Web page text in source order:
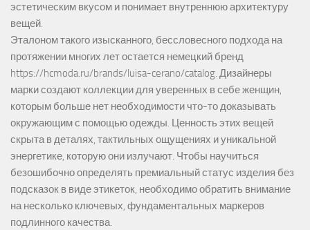
эстетическим вкусом и понимает внутреннюю архитектуру
вещей.
Эталоном такого изысканного, бессловесного подхода на
протяжении многих лет остается немецкий бренд
https://hcmoda.ru/brands/luisa-cerano/catalog. Дизайнеры
марки создают коллекции для уверенных в себе женщин,
которым больше нет необходимости что-то доказывать
окружающим с помощью одежды. Ценность этих вещей
скрыта в деталях, тактильных ощущениях и уникальной
энергетике, которую они излучают. Чтобы научиться
безошибочно определять премиальный статус изделия без
подсказок в виде этикеток, необходимо обратить внимание
на несколько ключевых, фундаментальных маркеров
подлинного качества.